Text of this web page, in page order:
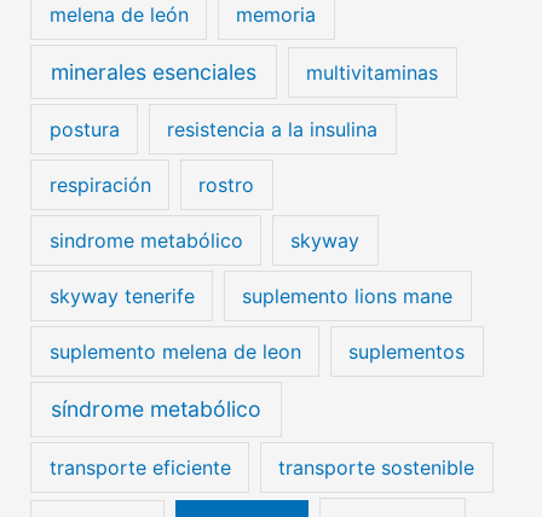
melena de león memoria
minerales esenciales multivitaminas
postura resistencia a la insulina
respiración rostro
sindrome metabólico skyway
skyway tenerife suplemento lions mane
suplemento melena de leon suplementos
síndrome metabólico
transporte eficiente transporte sostenible